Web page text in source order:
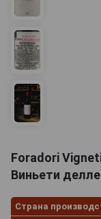
Foradori
Виньети
Страна